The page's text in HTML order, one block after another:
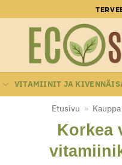
VITAMIINIT JA
Etusivu » Kauppa
Korkea